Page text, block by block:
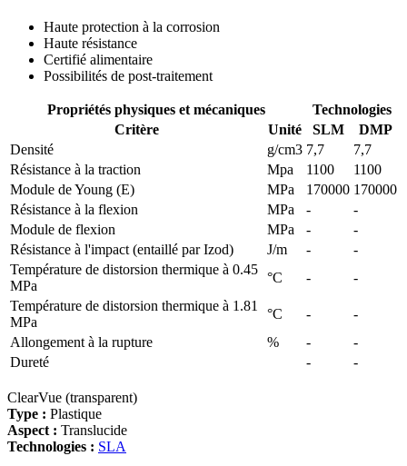
Haute protection à la corrosion
Haute résistance
Certifié alimentaire
Possibilités de post-traitement
Propriétés physiques et mécaniques
Technologies
Critère
Unité SLM
DMP
Densité
g/cm3 7,7
7,7
Résistance à la traction
Mpa 1100
1100
Module de Young (E)
MPa 170000 170000
Résistance à la flexion
MPa -
-
Module de flexion
MPa -
-
Résistance à l'impact (entaillé par Izod)
J/m -
-
Température de distorsion thermique à 0.45
MPa
°C -
-
Température de distorsion thermique à 1.81
MPa
°C -
-
Allongement à la rupture
% -
-
Dureté
- -
ClearVue (transparent)
Type : Plastique
Aspect : Translucide
Technologies : SLA